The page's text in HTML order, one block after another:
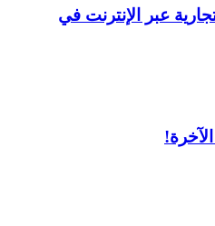
عبر الإنترنت في